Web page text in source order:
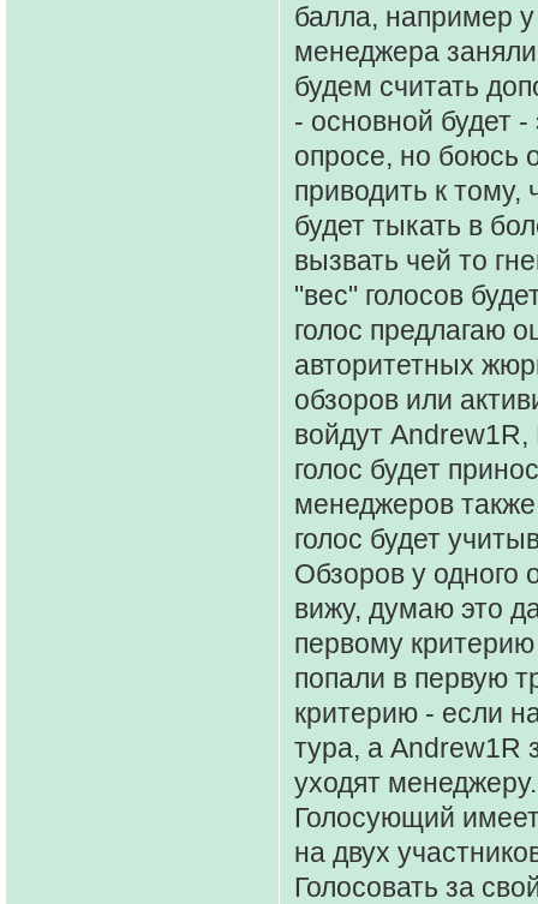
балла, например
менеджера
будем считать
- основной будет
опросе, но боюсь
приводить к тому,
будет тыкать в
вызвать чей то
"вес" голосов
голос предлагаю
авторитетных
обзоров или
войдут
голос будет
менеджеров
голос будет
Обзоров у одного
вижу, думаю это
первому
попали в первую
критерию - если
тура, а Andrew1R
уходят менеджеру.
Голосующий
на двух
Голосовать за